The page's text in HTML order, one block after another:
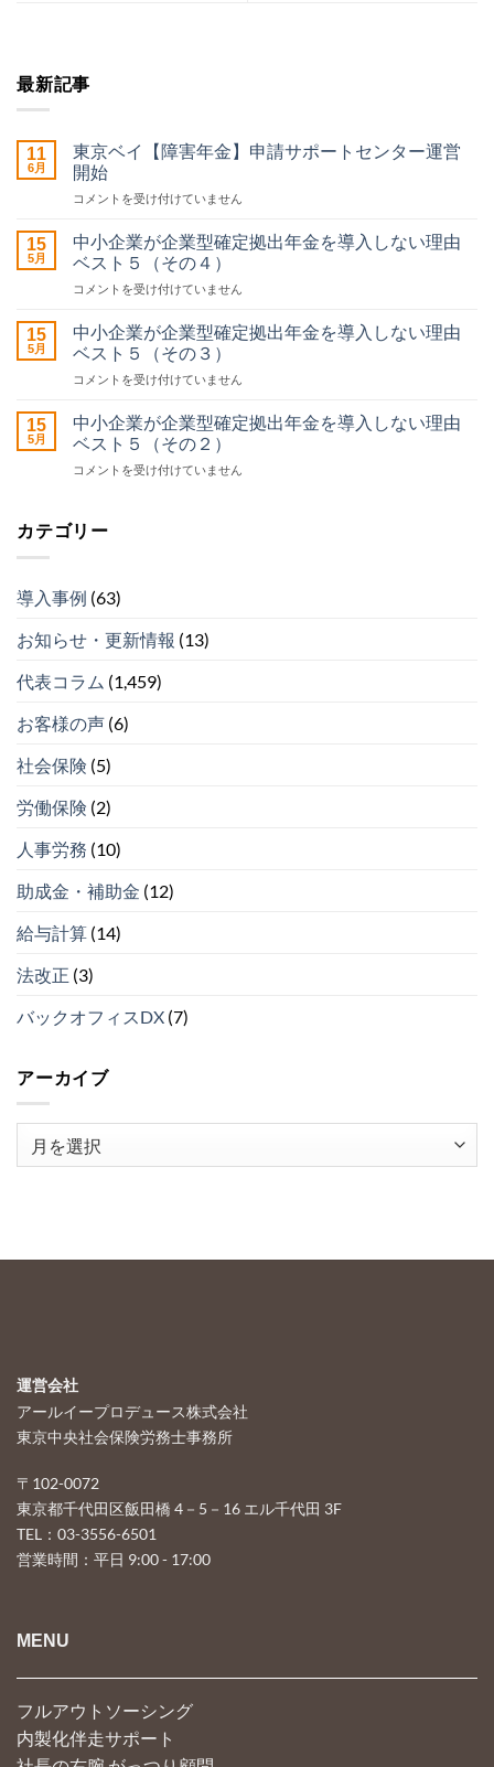
最新記事
11
6月
東京ベイ【障害年金】申請サポートセンター運営
開始
東
ベ
イ
【障
害
金】
申
サ
ー
ト
ン
運
始
は
コメントを受け付けていません
15
5月
中小企業が企業型確定拠出年金を導入しない理由
ベスト５（その４）
中
企
業
企
型
確
拠
金
入
し
い
由
ス
５
（そ
４）
コメントを受け付けていません
15
5月
中小企業が企業型確定拠出年金を導入しない理由
ベスト５（その３）
中
企
業
企
確
年
を
入
な
い
由
ス
５
３）
コメントを受け付けていません
15
5月
中小企業が企業型確定拠出年金を導入しない理由
ベスト５（その２）
中
業
が
型
定
出
年
を
入
な
理
由
５
の
は
コメントを受け付けていません
カテゴリー
導入事例 (63)
お知らせ・更新情報 (13)
代表コラム (1,459)
お客様の声 (6)
社会保険 (5)
労働保険 (2)
人事労務 (10)
助成金・補助金 (12)
給与計算 (14)
法改正 (3)
バックオフィスDX (7)
アーカイブ
運営会社
アールイープロデュース株式会社
東京中央社会保険労務士事務所
〒102-0072
東京都千代田区飯田橋 4－5－16 エル千代田 3F
TEL：03-3556-6501
営業時間：平日 9:00 - 17:00
MENU
フルアウトソーシング
内製化伴走サポート